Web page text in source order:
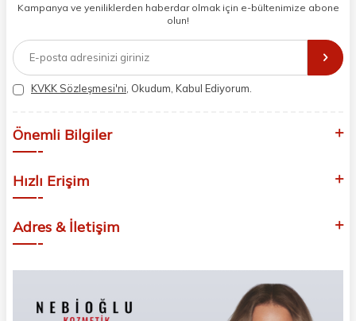
ihtiyaçlarını dinleyerek her zaman en iyisini sunmayı hedefliyor,
yeniliyoruz. Güvenilirliğimiz, samimiyetimiz ve kaliteye olan
bağlılığımızla güzellik yolculuğunuzda yanınızdayız.
Kampanya ve yeniliklerden haberdar olmak için e-bültenimize abone
olun!
KVKK Sözleşmesi'ni , Okudum, Kabul Ediyorum.
Önemli Bilgiler
Hızlı Erişim
Adres & İletişim